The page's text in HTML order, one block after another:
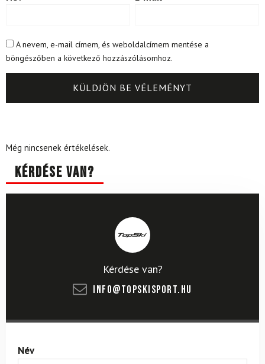
A nevem, e-mail címem, és weboldalcímem mentése a
böngészőben a következő hozzászólásomhoz.
Még nincsenek értékelések.
Kérdése van?
Kérdése van?
info@topskisport.hu
Név